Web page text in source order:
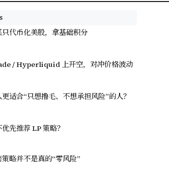
代币化美股，拿基础积分
/ Hyperliquid 上开空，对冲价格波动
适合“只想撸毛、不想承担风险”的人？
先推荐 LP 策略？
略并不是真的“零风险”